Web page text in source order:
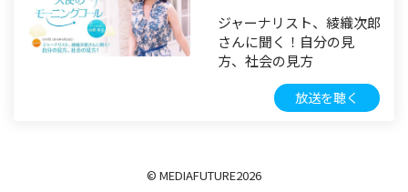
ジャーナリスト、綾織次郎
さんに聞く！自分の見
方、社会の見方
放送を聴く
© MEDIAFUTURE2026